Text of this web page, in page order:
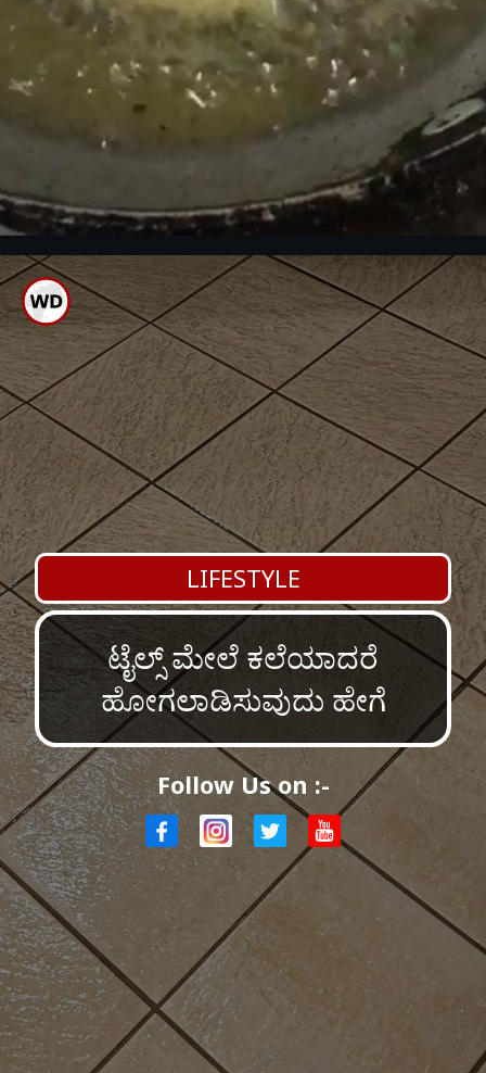
ಎಣ್ಣೆ ಚೆನ್ನಾಗಿ ಕಾದ ನಂತರವೇ
ಪೂರಿಯನ್ನು ಬಿಟ್ಟರೆ ಪೂರಿ ಉಬ್ಬಿ
ಬರುತ್ತದೆ
LIFESTYLE
ಟೈಲ್ಸ್ ಮೇಲೆ ಕಲೆಯಾದರೆ
ಹೋಗಲಾಡಿಸುವುದು ಹೇಗೆ
Follow Us on :-